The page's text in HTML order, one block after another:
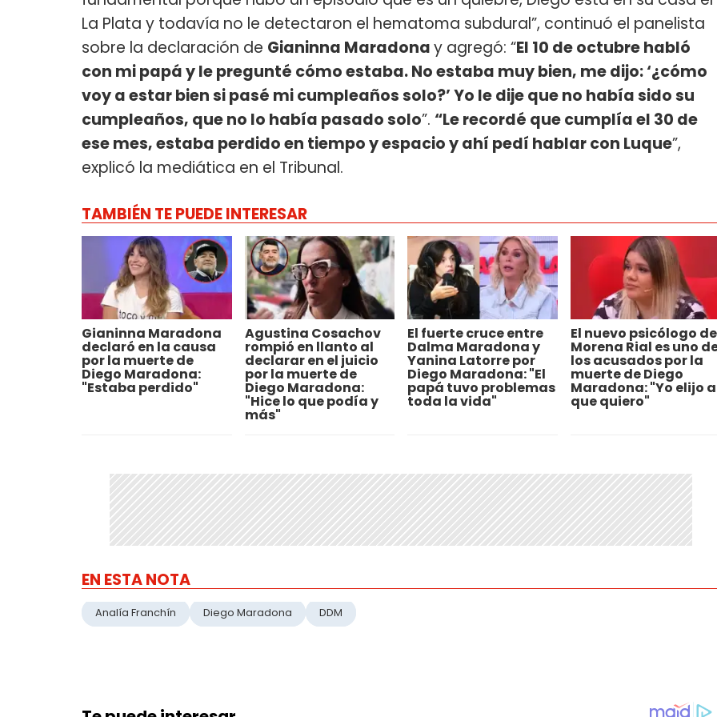
La Plata y todavía no le detectaron el hematoma subdural”, continuó el panelista
sobre la declaración de Gianinna Maradonay agregó: “El 10 de octubre habló
con mi papá y le pregunté cómo estaba. No estaba muy bien, me dijo: ‘¿cómo
voy a estar bien si pasé mi cumpleaños solo?’ Yo le dije que no había sido su
cumpleaños, que no lo había pasado solo”. “Le recordé que cumplía el 30 de
ese mes, estaba perdido en tiempo y espacio y ahí pedí hablar con Luque”,
explicó la mediática en el Tribunal.
TAMBIÉN TE PUEDE INTERESAR
Gianinna Maradona
declaró en la causa
por la muerte de
Diego Maradona:
"Estaba perdido"
Agustina Cosachov
rompió en llanto al
declarar en el juicio
por la muerte de
Diego Maradona:
"Hice lo que podía y
más"
El fuerte cruce entre
Dalma Maradona y
Yanina Latorre por
Diego Maradona: "El
papá tuvo problemas
toda la vida"
El nuevo psicólogo de
Morena Rial es uno
los acusados por la
muerte de Diego
Maradona: "Yo elijo
que quiero"
EN ESTA NOTA
Analía Franchín Diego Maradona DDM